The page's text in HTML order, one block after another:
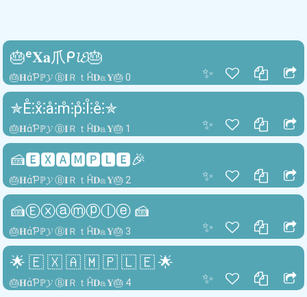
✨
🎂𝐇άƤℙ𝓨 Ⓑ𝐈ＲｔĤ𝐃𝕒𝐘🎂 0
🎂ᵉ𝐗𝐚爪ᑭ𝓵𝓔🎂
✨
🎂𝐇άƤℙ𝓨 Ⓑ𝐈ＲｔĤ𝐃𝕒𝐘🎂 1
✯E̊⫶x̊⫶å⫶m̊⫶p̊⫶l̊⫶e̊⫶✯
✨
🎂𝐇άƤℙ𝓨 Ⓑ𝐈ＲｔĤ𝐃𝕒𝐘🎂 2
🍰🅴🆇🅰🅼🅿🅻🅴🎉
✨
🎂𝐇άƤℙ𝓨 Ⓑ𝐈ＲｔĤ𝐃𝕒𝐘🎂 3
🍰Ⓔⓧⓐⓜⓟⓛⓔ 🍰
✨
🎂𝐇άƤℙ𝓨 Ⓑ𝐈ＲｔĤ𝐃𝕒𝐘🎂 4
🌟 🇪 🇽 🇦 🇲 🇵 🇱 🇪 🌟